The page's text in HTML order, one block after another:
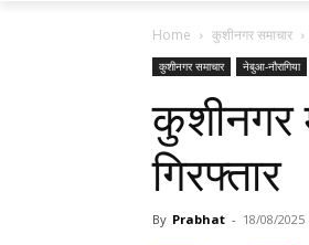
Home कुशीनगर समाचार
कुशीनगर समाचार नेबुआ-नौरागिया
कुशीनगर
गिरफ्तार
By Prabhat - 18/08/2025